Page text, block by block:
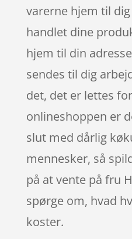
varerne hjem til
handlet dine
hjem til din
sendes til dig
det, det er lettes
onlineshoppen er
slut med dårlig
mennesker, så
på at vente på fru
spørge om, hvad
koster.